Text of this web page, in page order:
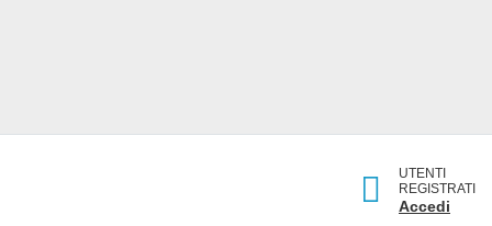
UTENTI
REGISTRATI
Accedi